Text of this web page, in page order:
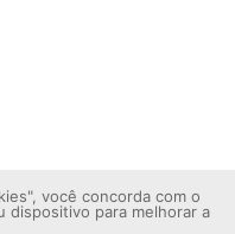
você concorda com o
dispositivo para melhorar a